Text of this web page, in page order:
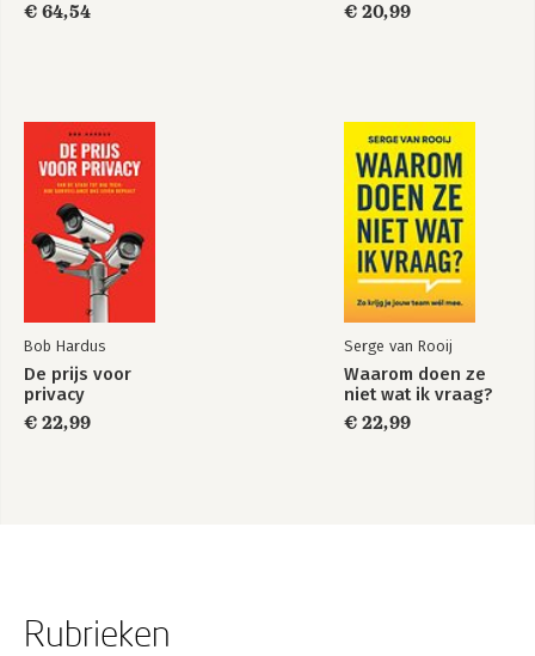
€ 64,54
€ 20,99
Bob Hardus
De prijs voor
privacy
€ 22,99
Serge van Rooij
Waarom doen ze
niet wat ik vraag?
€ 22,99
Rubrieken